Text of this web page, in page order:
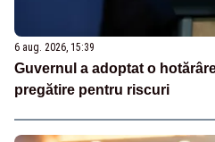
6 aug. 2026, 15:39
Guvernul a adoptat o
pregătire pentru riscuri